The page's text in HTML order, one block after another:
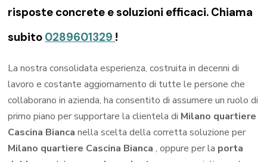
risposte concrete e soluzioni efficaci. Chiama
subito 0289601329 !
La nostra consolidata esperienza, costruita in decenni di
lavoro e costante aggiornamento di tutte le persone che
collaborano in azienda, ha consentito di assumere un ruolo di
primo piano per supportare la clientela di Milano quartiere
Cascina Bianca nella scelta della corretta soluzione per
Milano quartiere Cascina Bianca , oppure per la porta